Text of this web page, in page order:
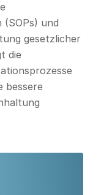
(SOPs) und
gesetzlicher
die
bessere